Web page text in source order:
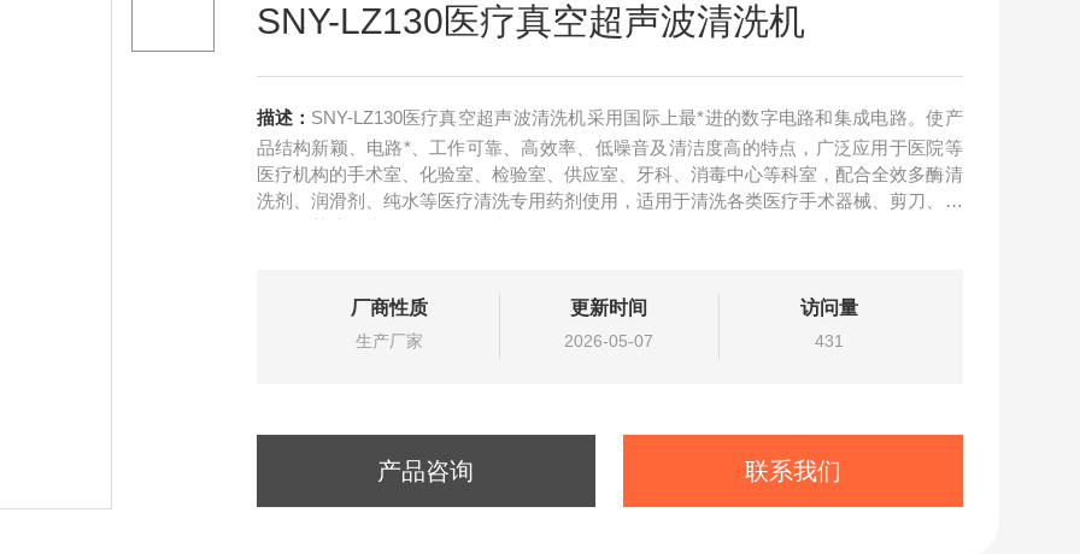
SNY-LZ130医疗真空超声波清洗机
描述： SNY-LZ130医疗真空超声波清洗机采用国际上最*进的数字电路和集成电路。使产
品结构新颖、电路*、工作可靠、高效率、低噪音及清洁度高的特点，广泛应用于医院等
医疗机构的手术室、化验室、检验室、供应室、牙科、消毒中心等科室，配合全效多酶清
洗剂、润滑剂、纯水等医疗清洗专用药剂使用，适用于清洗各类医疗手术器械、剪刀、镊
厂商性质
生产厂家
更新时间
2026-05-07
访问量
431
产品咨询 联系我们